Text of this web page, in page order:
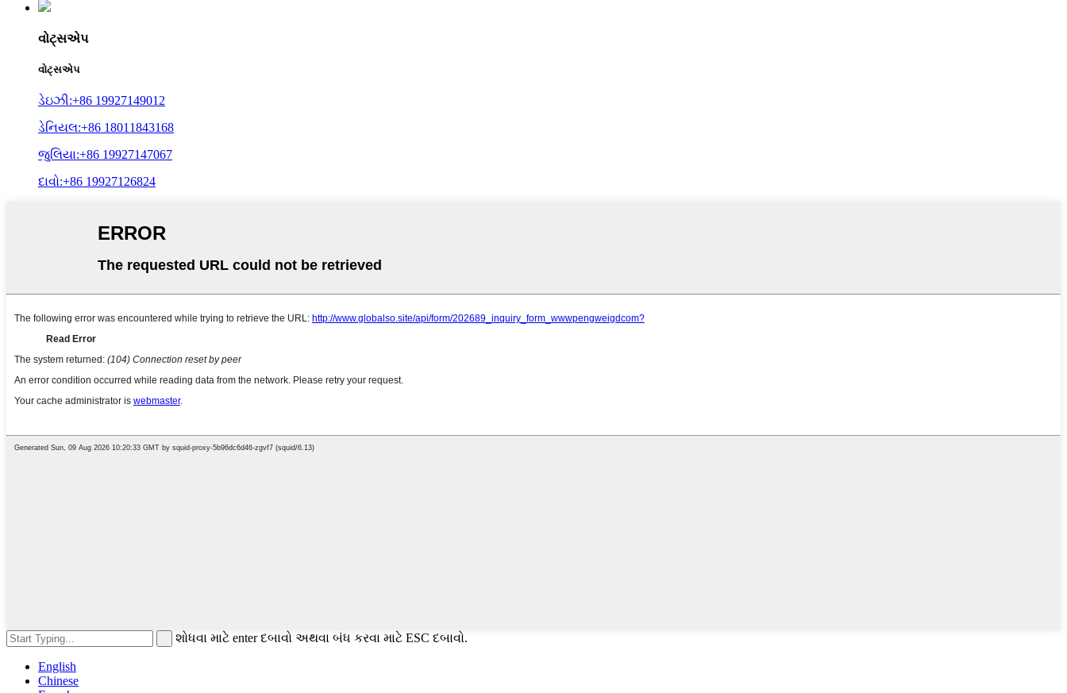
વોટ્સએપ
વોટ્સએપ
ડેઇઝી:+86 19927149012
ડેનિયલ:+86 18011843168
જુલિયા:+86 19927147067
દાવો:+86 19927126824
શોધવા માટે enter દબાવો અથવા બંધ કરવા માટે ESC દબાવો.
English
Chinese